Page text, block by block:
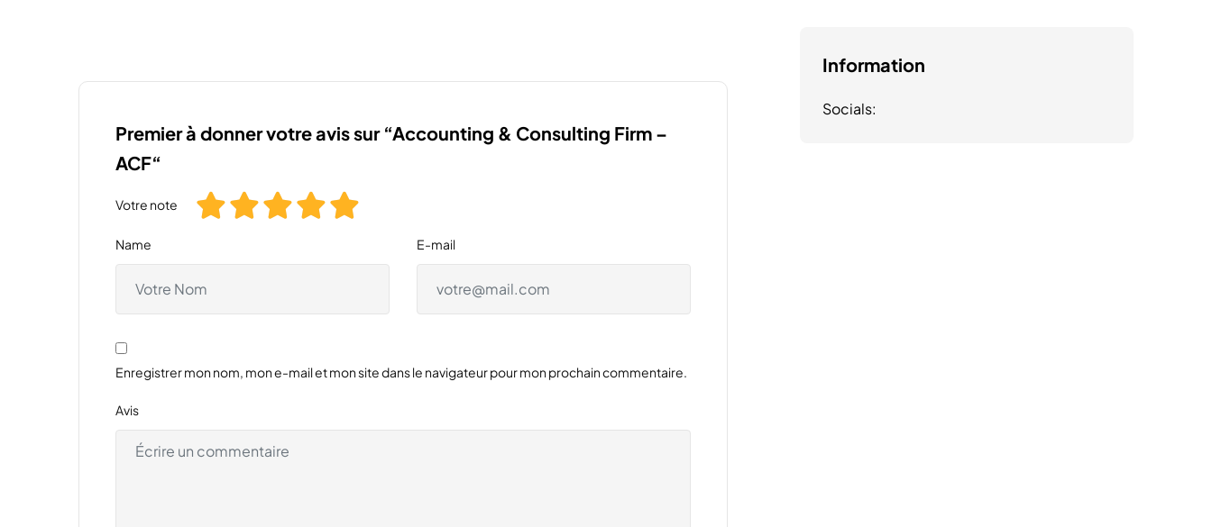
Premier à donner votre avis sur “Accounting & Consulting Firm –
ACF“
Votre note
Name E-mail
Enregistrer mon nom, mon e-mail et mon site dans le navigateur pour mon prochain commentaire.
Avis
Information
Socials: